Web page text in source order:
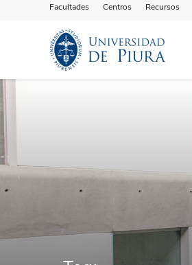
Facultades Centros Recursos